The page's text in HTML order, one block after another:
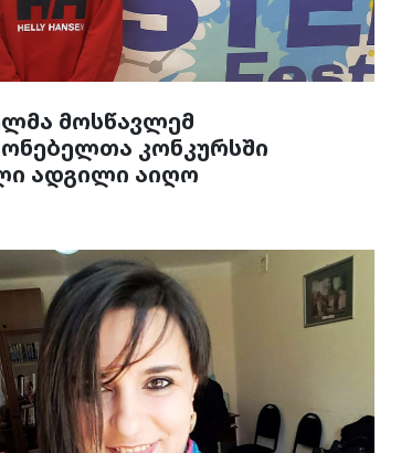
მოსწავლემ
კონკურსში
ადგილი აიღო